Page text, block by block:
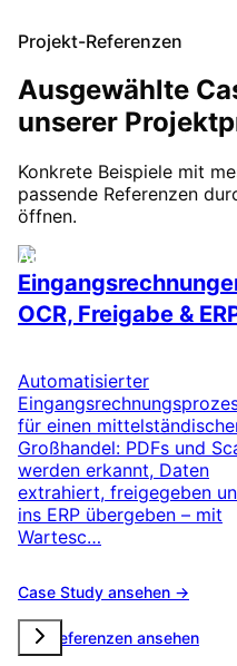
Projekt-Referenzen
Ausgewählte
unserer
Konkrete Beispiele mit
passende Referenzen
öffnen.
Automatisierung
OCR, Freigabe &
Automatisierter
für einen
Großhandel: PDFs und
werden erkannt, Daten
extrahiert, freigegeben
ins ERP übergeben – mit
Wartesc…
Case Study ansehen →
Alle Referenzen ansehen